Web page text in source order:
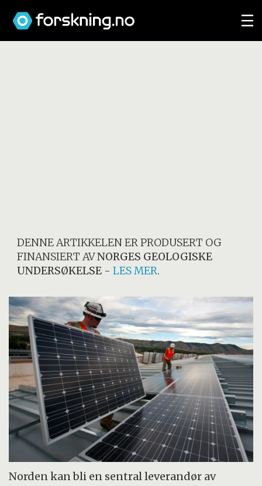
DENNE ARTIKKELEN ER PRODUSERT OG
FINANSIERT AVNORGES GEOLOGISKE
UNDERSØKELSE -LES MER.
Norden kan bli en sentral leverandør av